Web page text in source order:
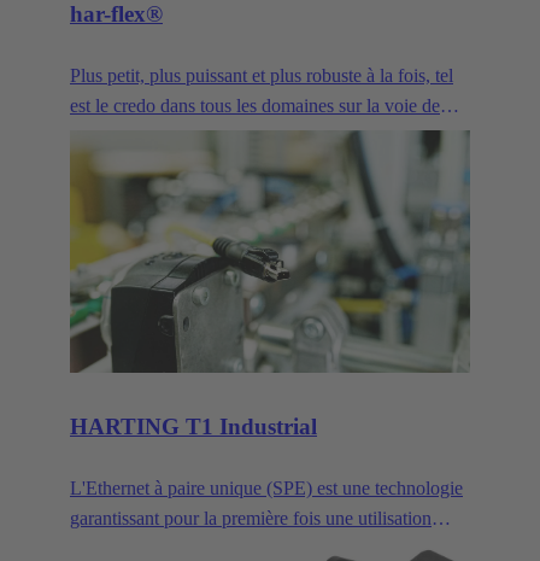
har-flex®
Plus petit, plus puissant et plus robuste à la fois, tel
est le credo dans tous les domaines sur la voie de
l'industrie 4.0. La conception miniaturisée et la
grande variabilité du connecteur PCB har-flex®
offrent aux fabricants d'appareils une technologie de
connexion librement évolutive qui leur permet de
répondre aux exigences de la miniaturisation. Signal,
données et puissance - les connecteurs har-flex®
pour circuits imprimés offrent une large gamme de
solutions de connexion pour les circuits imprimés,
avec des conceptions et des nombres de pôles variés.
HARTING T1 Industrial
L'Ethernet à paire unique (SPE) est une technologie
garantissant pour la première fois une utilisation
rentable du protocole Ethernet dans tous les aspects